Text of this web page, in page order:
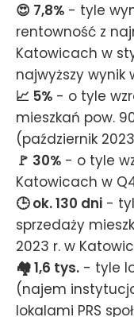
😍 7,8% - tyle
rentowność z
Katowicach w
najwyższy
📈 5% - o tyle
mieszkań pow.
(październik
🚩 30% - o tyle
Katowicach w
🕒 ok. 130 dni -
sprzedaży
2023 r. w
🏘️ 1,6 tys. - tyle
(najem
lokalami PRS